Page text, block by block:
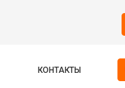
КОНТАКТЫ